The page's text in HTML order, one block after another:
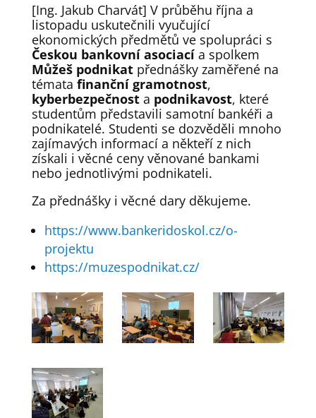
[Ing. Jakub Charvát] V průběhu října a
listopadu uskutečnili vyučující
ekonomických předmětů ve spolupráci s
Českou bankovní asociacía spolkem
Můžeš podnikatpřednášky zaměřené na
témata finanční gramotnost,
kyberbezpečnosta podnikavost, které
studentům představili samotní bankéři a
podnikatelé. Studenti se dozvěděli mnoho
zajímavých informací a někteří z nich
získali i věcné ceny věnované bankami
nebo jednotlivými podnikateli.
Za přednášky i věcné dary děkujeme.
https://www.bankeridoskol.cz/o-
projektu
https://muzespodnikat.cz/